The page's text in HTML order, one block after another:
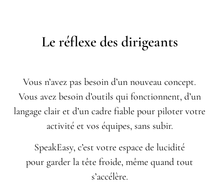
Le réflexe des dirigeants
Vous n’avez pas besoin d’un nouveau concept.
Vous avez besoin d’outils qui fonctionnent, d’un
langage clair et d’un cadre fiable pour piloter votre
activité et vos équipes, sans subir.
SpeakEasy, c’est votre espace de lucidité
pour garder la tête froide, même quand tout
s’accélère.